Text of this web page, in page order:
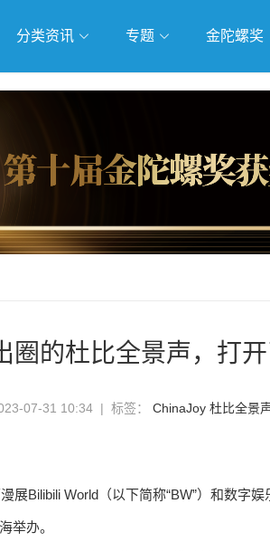
分类资讯 专题
人工智能 武侠游戏 独立游戏 云
金陀螺奖
圈的杜比全景声，打
07-31 10:34 | 标签： ChinaJoy 杜比全景
展Bilibili World（以下简称“BW”）和数字
举办。